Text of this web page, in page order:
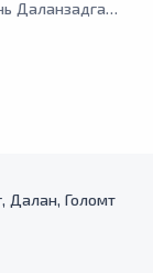
Даланзадгад
өмнөх
Далан, Голомт